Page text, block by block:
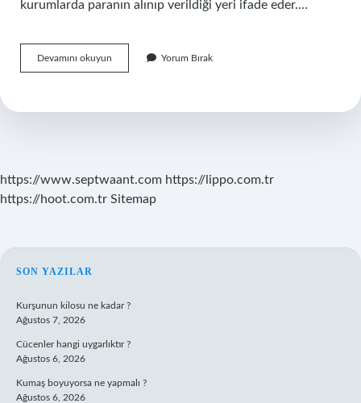
kurumlarda paranın alınıp verildiği yeri ifade eder.…
Devamını okuyun
Ne
Yorum Bırak
https://www.septwaant.com https://lippo.com.tr
https://hoot.com.tr Sitemap
SIDEBAR
SON YAZILAR
Kurşunun kilosu ne kadar ?
Ağustos 7, 2026
Cücenler hangi uygarlıktır ?
Ağustos 6, 2026
Kumaş boyuyorsa ne yapmalı ?
Ağustos 6, 2026